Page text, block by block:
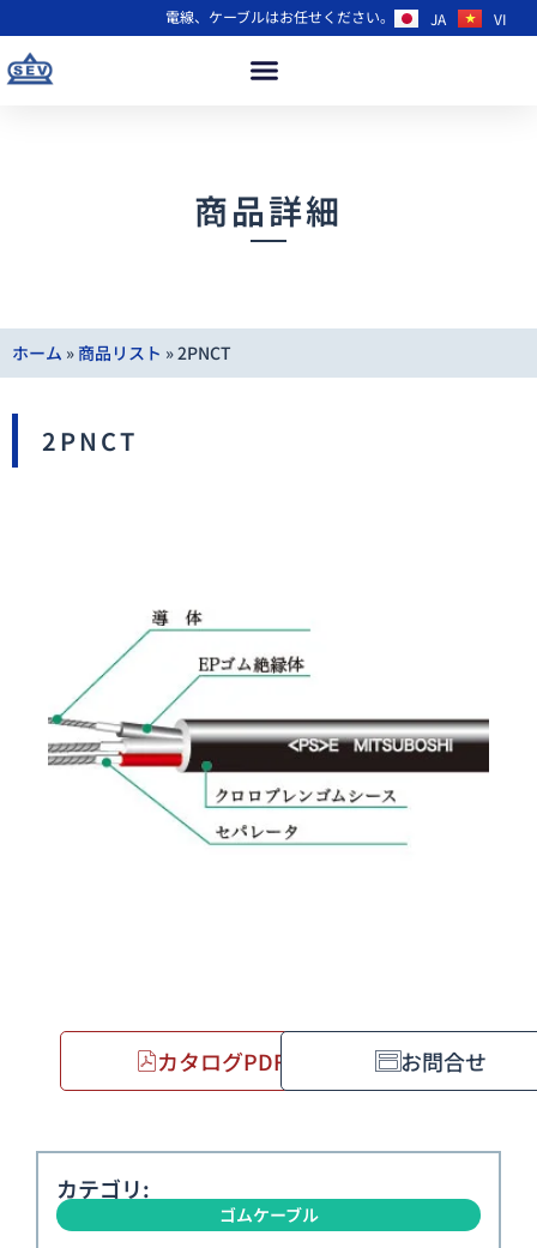
JA VI
電線、ケーブルはお任せください。
商品詳細
ホーム » 商品リスト »2PNCT
2PNCT
カタログPDF お問合せ
カテゴリ:
ゴムケーブル